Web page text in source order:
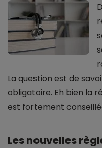
La question est de
obligatoire. Eh bien la
est fortement
Les nouvelles